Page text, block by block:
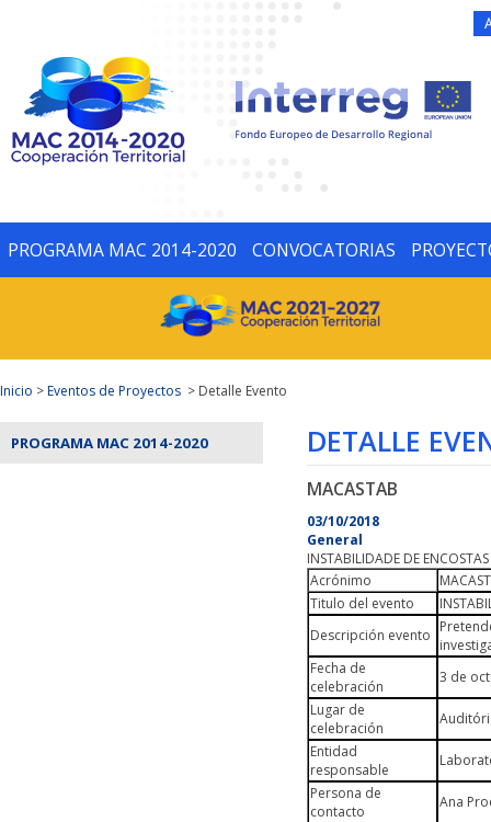
PROGRAMA MAC 2014-2020 CONVOCATORIAS
Inicio >Eventos de Proyectos > Detalle Evento
PROGRAMA MAC 2014-2020 DETALLE
MACASTAB
03/10/2018
General
INSTABILIDADE DE
Acrónimo
Titulo del evento
Descripción evento
Fecha de
celebración
3 de
Lugar de
celebración
Entidad
responsable
Persona de
contacto
Ana